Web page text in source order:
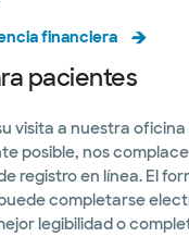
financiera
pacientes
visita a nuestra oficina
posible, nos
registro en línea. El
completarse
legibilidad o